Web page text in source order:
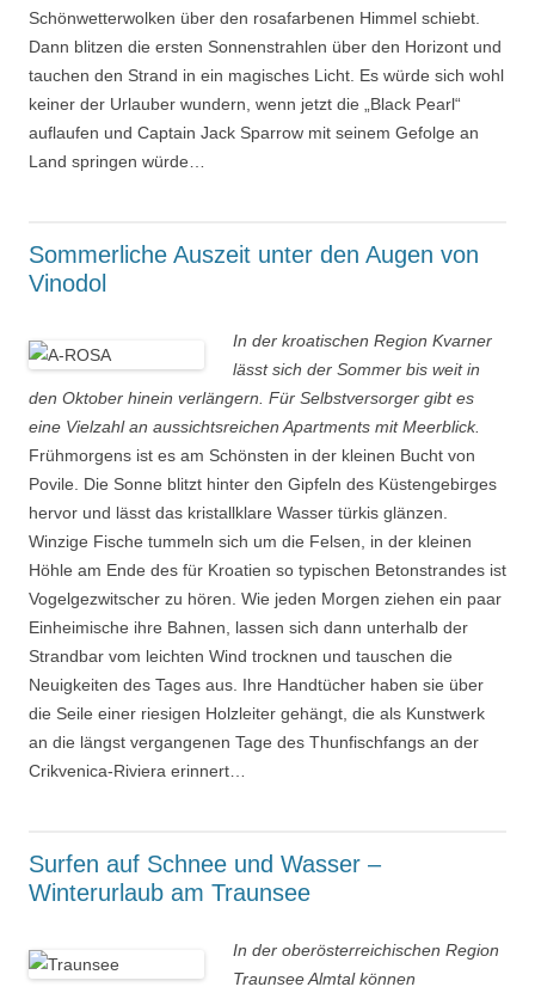
Schönwetterwolken über den rosafarbenen Himmel schiebt.
Dann blitzen die ersten Sonnenstrahlen über den Horizont und
tauchen den Strand in ein magisches Licht. Es würde sich wohl
keiner der Urlauber wundern, wenn jetzt die „Black Pearl“
auflaufen und Captain Jack Sparrow mit seinem Gefolge an
Land springen würde…
Sommerliche Auszeit unter den Augen von
Vinodol
In der kroatischen Region Kvarner
lässt sich der Sommer bis weit in
den Oktober hinein verlängern. Für Selbstversorger gibt es
eine Vielzahl an aussichtsreichen Apartments mit Meerblick.
Frühmorgens ist es am Schönsten in der kleinen Bucht von
Povile. Die Sonne blitzt hinter den Gipfeln des Küstengebirges
hervor und lässt das kristallklare Wasser türkis glänzen.
Winzige Fische tummeln sich um die Felsen, in der kleinen
Höhle am Ende des für Kroatien so typischen Betonstrandes ist
Vogelgezwitscher zu hören. Wie jeden Morgen ziehen ein paar
Einheimische ihre Bahnen, lassen sich dann unterhalb der
Strandbar vom leichten Wind trocknen und tauschen die
Neuigkeiten des Tages aus. Ihre Handtücher haben sie über
die Seile einer riesigen Holzleiter gehängt, die als Kunstwerk
an die längst vergangenen Tage des Thunfischfangs an der
Crikvenica-Riviera erinnert…
Surfen auf Schnee und Wasser –
Winterurlaub am Traunsee
In der oberösterreichischen Region
Traunsee Almtal können